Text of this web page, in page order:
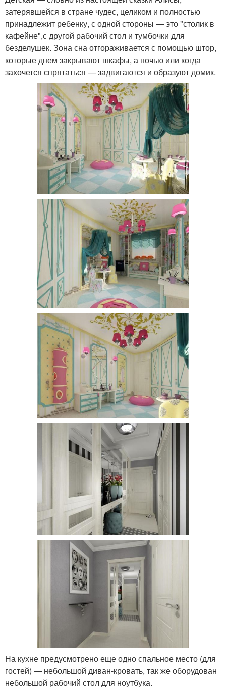
затерявшейся в стране чудес, целиком и полностью
принадлежит ребенку, с одной стороны — это "столик в
кафейне",с другой рабочий стол и тумбочки для
безделушек. Зона сна отгораживается с помощью штор,
которые днем закрывают шкафы, а ночью или когда
захочется спрятаться — задвигаются и образуют домик.
На кухне предусмотрено еще одно спальное место (для
гостей) — небольшой диван-кровать, так же оборудован
небольшой рабочий стол для ноутбука.